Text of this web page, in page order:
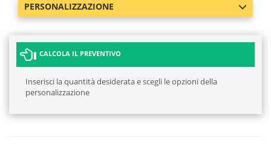
PERSONALIZZAZIONE
CALCOLA IL PREVENTIVO
Inserisci la quantità desiderata e scegli le opzioni della
personalizzazione